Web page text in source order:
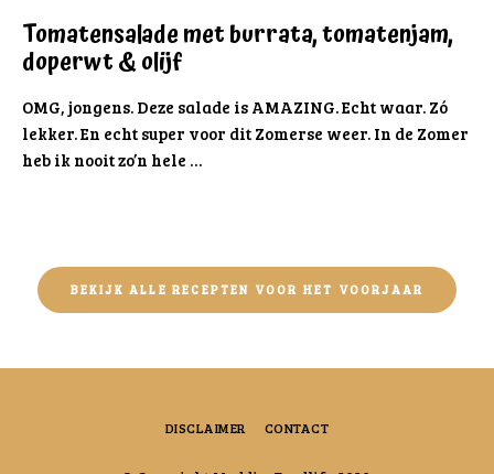
Tomatensalade met burrata, tomatenjam,
doperwt & olijf
OMG, jongens. Deze salade is AMAZING. Echt waar. Zó
lekker. En echt super voor dit Zomerse weer. In de Zomer
heb ik nooit zo’n hele …
BEKIJK ALLE RECEPTEN VOOR HET VOORJAAR
DISCLAIMER CONTACT